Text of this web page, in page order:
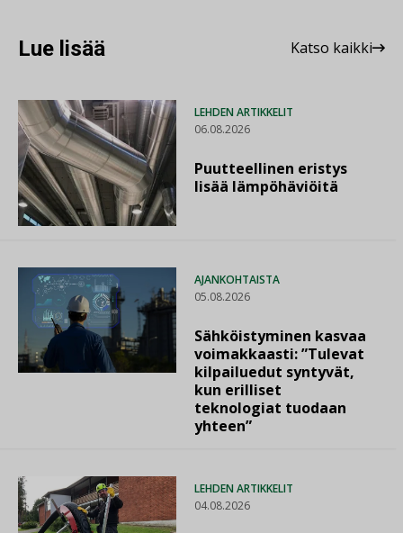
Lue lisää Katso kaikki
LEHDEN ARTIKKELIT
06.08.2026
Puutteellinen eristys
lisää lämpöhäviöitä
AJANKOHTAISTA
05.08.2026
Sähköistyminen kasvaa
voimakkaasti: ”Tulevat
kilpailuedut syntyvät,
kun erilliset
teknologiat tuodaan
yhteen”
LEHDEN ARTIKKELIT
04.08.2026